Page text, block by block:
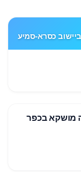
מושקא בכפר